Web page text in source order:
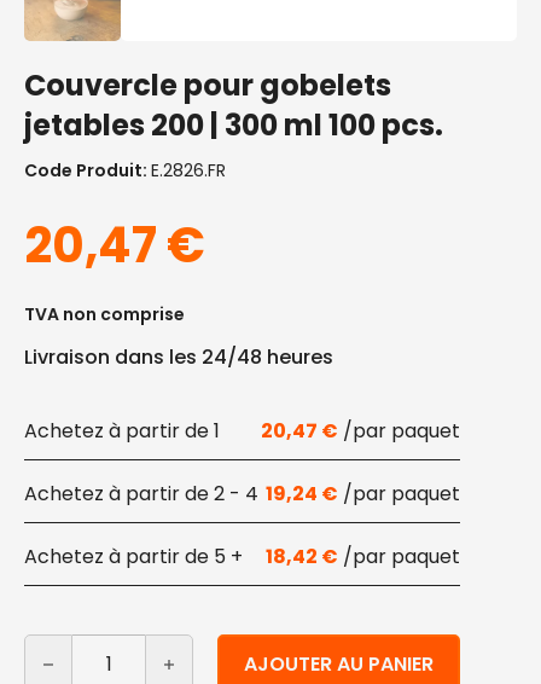
Couvercle pour gobelets
jetables 200 | 300 ml 100 pcs.
Code Produit: E.2826.FR
20,47€
TVA non comprise
Livraison dans les 24/48 heures
1 20,47 €
2 - 4 19,24 €
5 + 18,42 €
quantité de Couvercle pour gobelets jetables 200 |
AJOUTER AU PANIER
Alternative: